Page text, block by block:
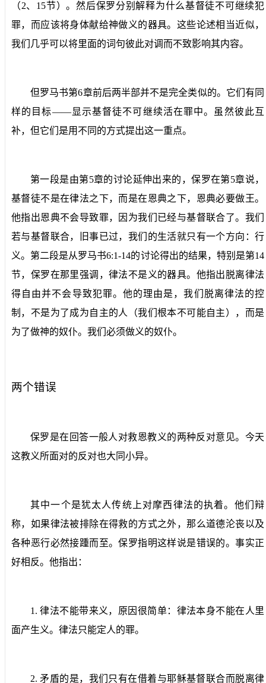
（2、 15节）。然后保罗分别解释为什么基督徒不可继续犯
罪，而应该将身体献给神做义的器具。这些论述相当近似，
我们几乎可以将里面的词句彼此对调而不致影响其内容。
但罗马书第6章前后两半部并不是完全类似的。它们有同
样的目标——显示基督徒不可继续活在罪中。虽然彼此互
补，但它们是用不同的方式提出这一重点。
第一段是由第5章的讨论延伸出来的，保罗在第5章说，
基督徒不是在律法之下，而是在恩典之下，恩典必要做王。
他指出恩典不会导致罪，因为我们已经与基督联合了。我们
若与基督联合，旧事已过，我们的生活就只有一个方向：行
义。第二段是从罗马书6:1-14的讨论得出的结果，特别是第14
节，保罗在那里强调，律法不是义的器具。他指出脱离律法
得自由并不会导致犯罪。他的理由是，我们脱离律法的控
制，不是为了成为自主的人（我们根本不可能自主），而是
为了做神的奴仆。我们必须做义的奴仆。
两个错误
保罗是在回答一般人对救恩教义的两种反对意见。今天
这教义所面对的反对也大同小异。
其中一个是犹太人传统上对摩西律法的执着。他们辩
称，如果律法被排除在得救的方式之外，那么道德沦丧以及
各种恶行必然接踵而至。保罗指明这样说是错误的。事实正
好相反。他指出：
1.律法不能带来义，原因很简单：律法本身不能在人里
面产生义。律法只能定人的罪。
2.矛盾的是，我们只有在借着与耶稣基督联合而脱离律